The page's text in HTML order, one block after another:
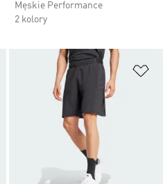
Męskie Performance
2 kolory
Dodaj do listy życzeń